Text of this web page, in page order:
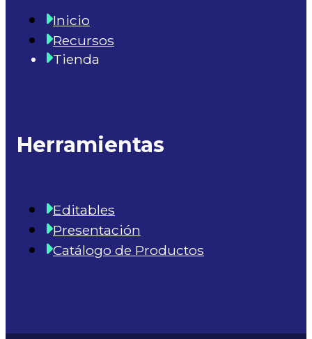
Inicio
Recursos
Tienda
Herramientas
Editables
Presentación
Catálogo de Productos